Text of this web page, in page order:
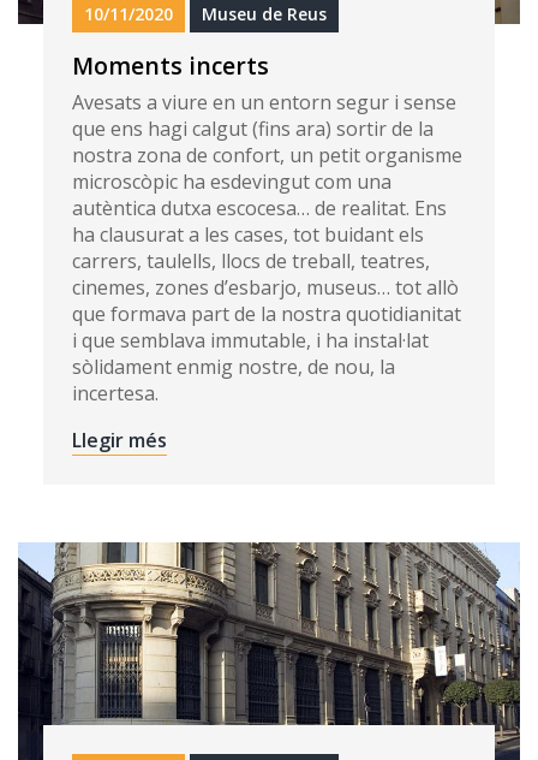
10/11/2020 Museu de Reus
Moments incerts
Avesats a viure en un entorn segur i sense
que ens hagi calgut (fins ara) sortir de la
nostra zona de confort, un petit organisme
microscòpic ha esdevingut com una
autèntica dutxa escocesa… de realitat. Ens
ha clausurat a les cases, tot buidant els
carrers, taulells, llocs de treball, teatres,
cinemes, zones d’esbarjo, museus… tot allò
que formava part de la nostra quotidianitat
i que semblava immutable, i ha instal·lat
sòlidament enmig nostre, de nou, la
incertesa.
Llegir més